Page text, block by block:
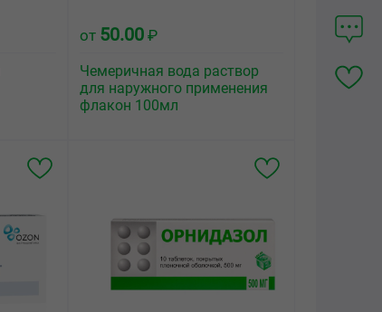
от 50.00 ₽
Чемеричная вода раствор
для наружного применения
флакон 100мл